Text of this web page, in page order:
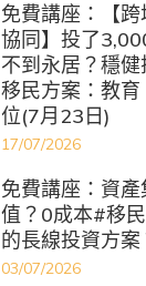
免費講座：【
協同】投了
不到永居？穩
移民方案：教育
位(7月23日)
17/07/2026
免費講座：資
值？0成本#移
的長線投資方
03/07/2026